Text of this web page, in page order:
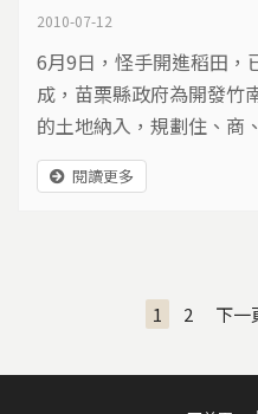
2010-07-12
6月9日，怪手開進稻田，
成，苗栗縣政府為開發竹
的土地納入，規劃住、商
再抗議，內政部營建署都
能北上總統府、監察院、
閱讀更多
1 2 下一